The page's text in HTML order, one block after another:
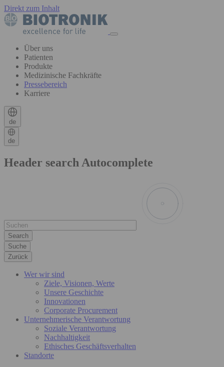
Direkt zum Inhalt
Über uns
Patienten
Produkte
Medizinische Fachkräfte
Pressebereich
Karriere
de
de
Header search Autocomplete
Suche
Zurück
Wer wir sind
Ziele, Visionen, Werte
Unsere Geschichte
Innovationen
Corporate Procurement
Unternehmerische Verantwortung
Soziale Verantwortung
Nachhaltigkeit
Ethisches Geschäftsverhalten
Standorte